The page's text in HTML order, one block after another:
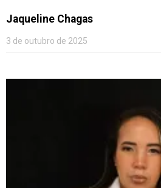
Jaqueline Chagas
3 de outubro de 2025